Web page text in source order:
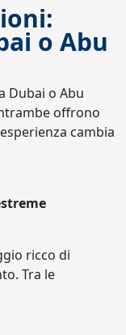
o Abu
Dubai o Abu
offrono
cambia
ricco di
Tra le